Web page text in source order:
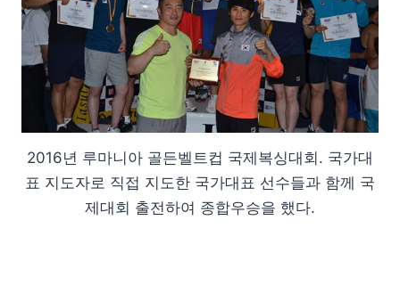
2016년 루마니아 골든벨트컵 국제복싱대회. 국가대
표 지도자로 직접 지도한 국가대표 선수들과 함께 국
제대회 출전하여 종합우승을 했다.